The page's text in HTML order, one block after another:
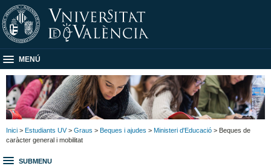
MENÚ
Inici > Estudiants UV> Graus > Beques i ajudes > Ministeri d'Educació > Beques de
caràcter general i mobilitat
SUBMENU